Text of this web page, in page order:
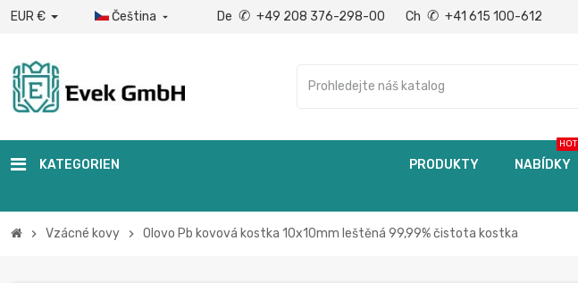
EUR € Čeština  De ✆ +49 208 376-298-00 Ch ✆ +41 615 100-612
KATEGORIEN PRODUKTY NABÍDKY
HOT
chevron_right Vzácné kovy chevron_right Olovo Pb kovová kostka 10x10mm leštěná 99,99% čistota kostka